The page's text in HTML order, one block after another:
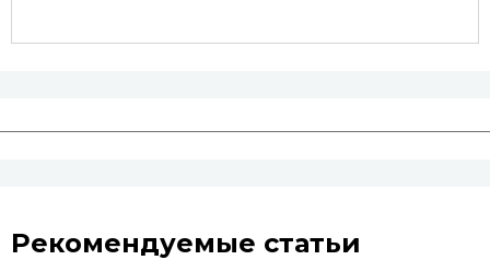
Рекомендуемые статьи